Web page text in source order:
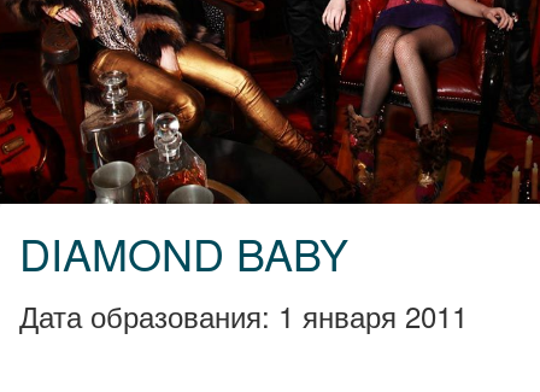
DIAMOND BABY
Дата образования: 1 января 2011